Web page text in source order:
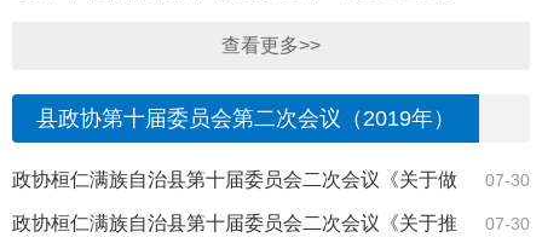
查看更多>>
县政协第十届委员会第二次会议（2019年）
07-30
政协桓仁满族自治县第十届委员会二次会议《关于做
好民宿旅游助推乡村振兴的提案》（28号）答复 07-30
政协桓仁满族自治县第十届委员会二次会议《关于推